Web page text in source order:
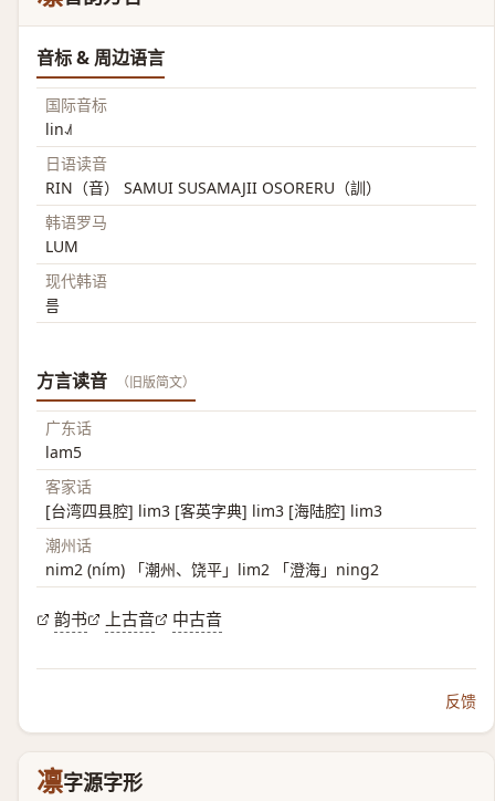
音标 & 周边语言
国际音标
lin˨˩˦
日语读音
RIN（音） SAMUI SUSAMAJII OSORERU（訓）
韩语罗马
LUM
现代韩语
름
方言读音 （旧版简文）
广东话
lam5
客家话
[台湾四县腔] lim3 [客英字典] lim3 [海陆腔] lim3
潮州话
nim2 (ním) 「潮州、饶平」lim2 「澄海」ning2
韵书 上古音 中古音
反馈
凛字源字形